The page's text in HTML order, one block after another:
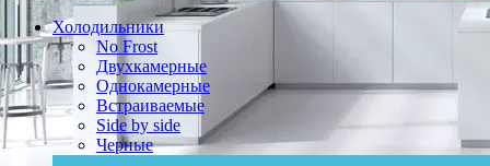
Холодильники
No Frost
Двухкамерные
Однокамерные
Встраиваемые
Side by side
Черные